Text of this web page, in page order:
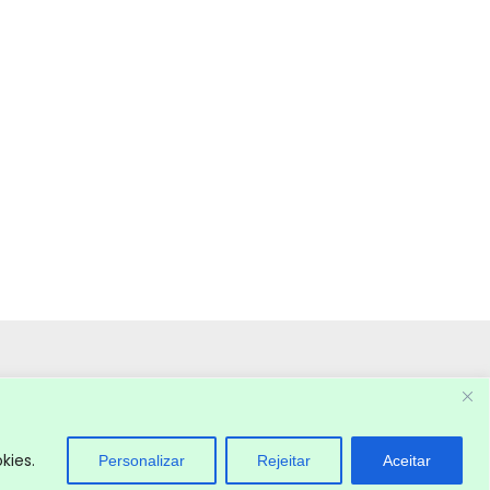
Personalizar Rejeitar Aceitar